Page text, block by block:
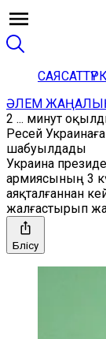
САЯСАТ
ӘЛЕМ
2 ... минут
Ресей
шабуылдады
Украина
армиясының 3
аяқталғаннан
жалғастырып
Бөлісу